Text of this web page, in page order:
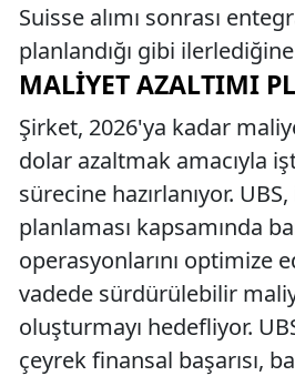
Suisse alımı sonrası
planlandığı gibi
MALIYET AZALTIMI
Şirket, 2026'ya kadar
dolar azaltmak amacıyla
sürecine hazırlanıyor.
planlaması kapsamında
operasyonlarını optimize
vadede sürdürülebilir
oluşturmayı hedefliyor.
çeyrek finansal başarısı,